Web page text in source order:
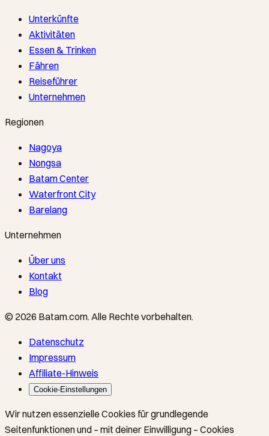
Unterkünfte
Aktivitäten
Essen & Trinken
Fähren
Reiseführer
Unternehmen
Regionen
Nagoya
Nongsa
Batam Center
Waterfront City
Barelang
Unternehmen
Über uns
Kontakt
Blog
© 2026 Batam.com. Alle Rechte vorbehalten.
Datenschutz
Impressum
Affiliate-Hinweis
Cookie-Einstellungen
Wir nutzen essenzielle Cookies für grundlegende
Seitenfunktionen und – mit deiner Einwilligung – Cookies